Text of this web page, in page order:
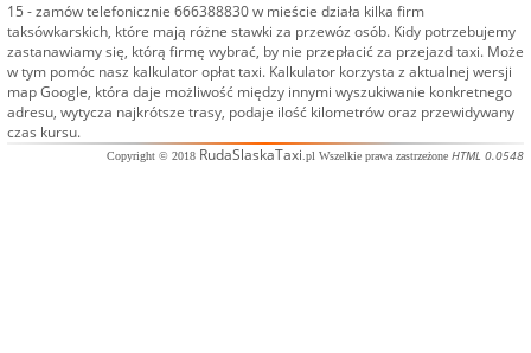
15 - zamów telefonicznie 666388830w mieście działa kilka firm
taksówkarskich, które mają różne stawki za przewóz osób. Kidy potrzebujemy
zastanawiamy się, którą firmę wybrać, by nie przepłacić za przejazdtaxi. Może
w tym pomóc nasz kalkulator opłat taxi. Kalkulator korzysta z aktualnej wersji
map Google, która daje możliwość między innymi wyszukiwanie konkretnego
adresu, wytycza najkrótsze trasy, podaje ilość kilometrów oraz przewidywany
czas kursu.
Copyright © 2018 RudaSlaskaTaxi.pl Wszelkie prawa zastrzeżone HTML 0.0548